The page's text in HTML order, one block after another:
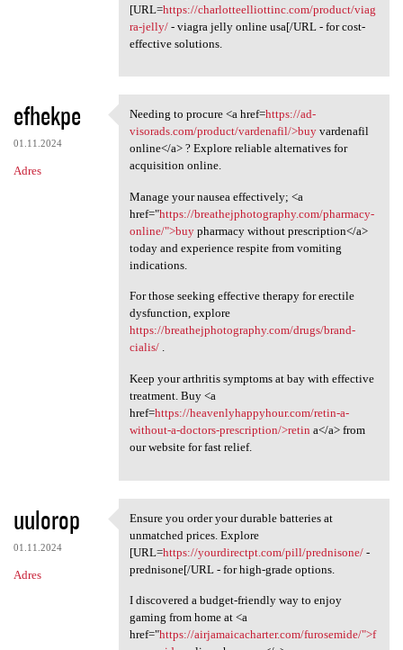
[URL=https://charlotteelliottinc.com/product/viag
ra-jelly/- viagra jelly online usa[/URL - for cost-
effective solutions.
efhekpe
01.11.2024
Adres
Needing to procure <a href
Needing to procure <a href=https://ad-
visorads.com/product/vardenafil/>buyvardenafil
online</a> ? Explore reliable alternatives for
acquisition online.
Manage your nausea effectively; <a
href="https://breathejphotography.com/pharmacy-
online/">buypharmacy without prescription</a>
today and experience respite from vomiting
indications.
For those seeking effective therapy for erectile
dysfunction, explore
https://breathejphotography.com/drugs/brand-
cialis/.
Keep your arthritis symptoms at bay with effective
treatment. Buy <a
href=https://heavenlyhappyhour.com/retin-a-
without-a-doctors-prescription/>retin a</a> from
our website for fast relief.
uulorop
01.11.2024
Adres
Ensure you order your durable
Ensure you order your durable batteries at
unmatched prices. Explore
[URL=https://yourdirectpt.com/pill/prednisone/-
prednisone[/URL - for high-grade options.
I discovered a budget-friendly way to enjoy
gaming from home at <a
href="https://airjamaicacharter.com/furosemide/">f